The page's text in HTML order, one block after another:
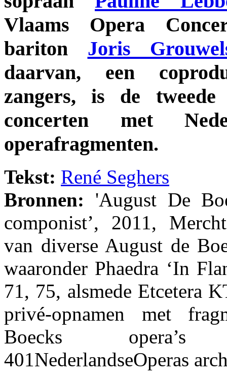
Vlaams Opera
bariton Joris
daarvan, een
zangers, is de
concerten met
operafragmenten.
Tekst: René Seghers
Bronnen: 'August De
componist’, 2011,
van diverse August de
waaronder Phaedra ‘In
71, 75, alsmede Etcetera
privé-opnamen met
Boecks
401NederlandseOperas